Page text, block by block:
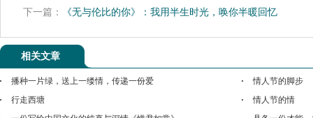
下一篇：
《无与伦比的你》：我用半生时光，唤你半暖回忆
相关文章
播种一片绿，送上一缕情，传递一份爱
情人节的脚步
行走西塘
情人节的情